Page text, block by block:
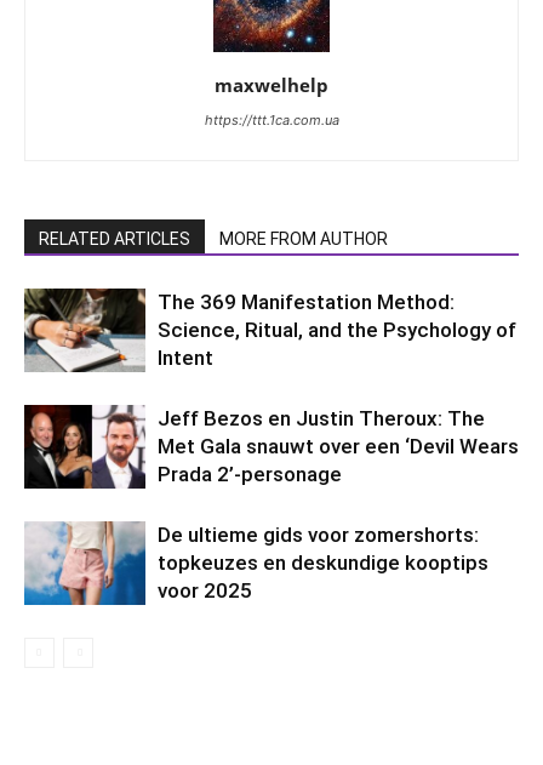
maxwelhelp
https://ttt.1ca.com.ua
RELATED ARTICLES MORE FROM AUTHOR
The 369 Manifestation Method:
Science, Ritual, and the Psychology of
Intent
Jeff Bezos en Justin Theroux: The
Met Gala snauwt over een ‘Devil Wears
Prada 2’-personage
De ultieme gids voor zomershorts:
topkeuzes en deskundige kooptips
voor 2025